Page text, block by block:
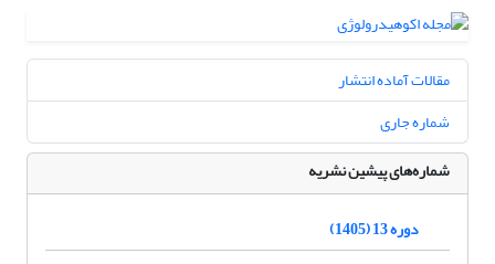
مقالات آماده انتشار
شماره جاری
شماره‌های پیشین نشریه
دوره 13 (1405)